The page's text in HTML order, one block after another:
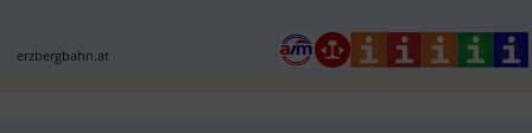
erzbergbahn.at